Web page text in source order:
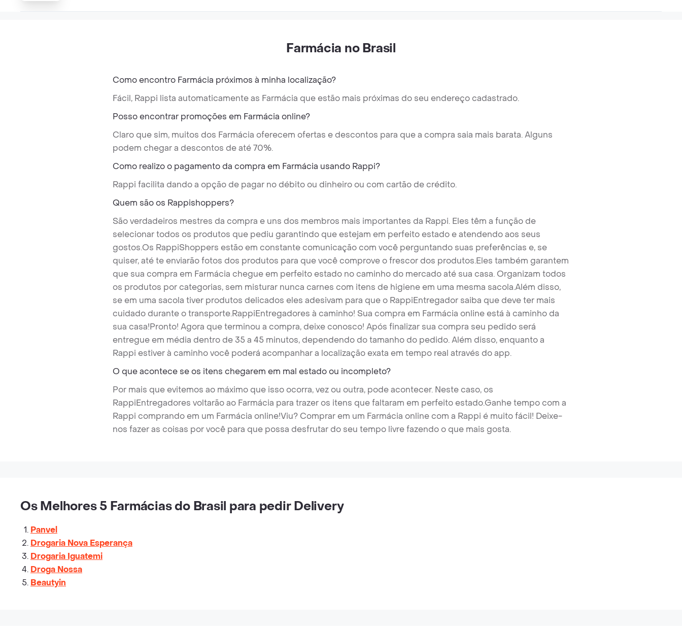
Farmácia no Brasil
Como encontro Farmácia próximos à minha localização?
Fácil, Rappi lista automaticamente as Farmácia que estão mais próximas do seu endereço cadastrado.
Posso encontrar promoções em Farmácia online?
Claro que sim, muitos dos Farmácia oferecem ofertas e descontos para que a compra saia mais barata. Alguns
podem chegar a descontos de até 70%.
Como realizo o pagamento da compra em Farmácia usando Rappi?
Rappi facilita dando a opção de pagar no débito ou dinheiro ou com cartão de crédito.
Quem são os Rappishoppers?
São verdadeiros mestres da compra e uns dos membros mais importantes da Rappi. Eles têm a função de
selecionar todos os produtos que pediu garantindo que estejam em perfeito estado e atendendo aos seus
gostos.Os RappiShoppers estão em constante comunicação com você perguntando suas preferências e, se
quiser, até te enviarão fotos dos produtos para que você comprove o frescor dos produtos.Eles também garantem
que sua compra em Farmácia chegue em perfeito estado no caminho do mercado até sua casa. Organizam todos
os produtos por categorias, sem misturar nunca carnes com itens de higiene em uma mesma sacola.Além disso,
se em uma sacola tiver produtos delicados eles adesivam para que o RappiEntregador saiba que deve ter mais
cuidado durante o transporte.RappiEntregadores à caminho! Sua compra em Farmácia online está à caminho da
sua casa!Pronto! Agora que terminou a compra, deixe conosco! Após finalizar sua compra seu pedido será
entregue em média dentro de 35 a 45 minutos, dependendo do tamanho do pedido. Além disso, enquanto a
Rappi estiver à caminho você poderá acompanhar a localização exata em tempo real através do app.
O que acontece se os itens chegarem em mal estado ou incompleto?
Por mais que evitemos ao máximo que isso ocorra, vez ou outra, pode acontecer. Neste caso, os
RappiEntregadores voltarão ao Farmácia para trazer os itens que faltaram em perfeito estado.Ganhe tempo com a
Rappi comprando em um Farmácia online!Viu? Comprar em um Farmácia online com a Rappi é muito fácil! Deixe-
nos fazer as coisas por você para que possa desfrutar do seu tempo livre fazendo o que mais gosta.
Os Melhores 5 Farmácias do Brasil para pedir Delivery
Panvel
Drogaria Nova Esperança
Drogaria Iguatemi
Droga Nossa
Beautyin